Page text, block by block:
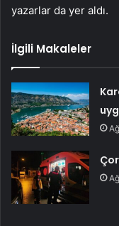
yazarlar da yer aldı.
İlgili Makaleler